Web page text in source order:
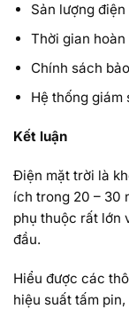
Sản lượng điện
Thời gian hoàn
Chính sách
Hệ thống giám
Kết luận
Điện mặt trời là
ích trong 20 – 30
phụ thuộc rất lớn
đầu.
Hiểu được các
hiệu suất tấm